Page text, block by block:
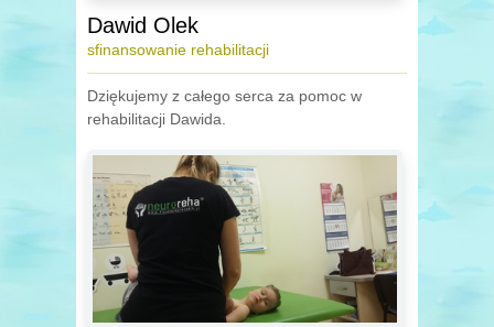
Dawid Olek
sfinansowanie rehabilitacji
Dziękujemy z całego serca za pomoc w
rehabilitacji Dawida.